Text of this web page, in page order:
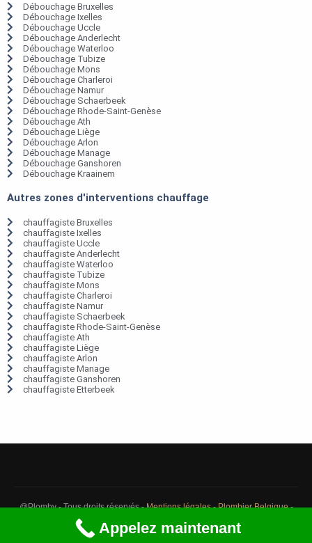
Débouchage Bruxelles
Débouchage Ixelles
Débouchage Uccle
Débouchage Anderlecht
Débouchage Waterloo
Débouchage Tubize
Débouchage Mons
Débouchage Charleroi
Débouchage Namur
Débouchage Schaerbeek
Débouchage Rhode-Saint-Genèse
Débouchage Ath
Débouchage Liège
Débouchage Arlon
Débouchage Manage
Débouchage Ganshoren
Débouchage Kraainem
Autres zones d'interventions chauffage
chauffagiste Bruxelles
chauffagiste Ixelles
chauffagiste Uccle
chauffagiste Anderlecht
chauffagiste Waterloo
chauffagiste Tubize
chauffagiste Mons
chauffagiste Charleroi
chauffagiste Namur
chauffagiste Schaerbeek
chauffagiste Rhode-Saint-Genèse
chauffagiste Ath
chauffagiste Liège
chauffagiste Arlon
chauffagiste Manage
chauffagiste Ganshoren
chauffagiste Etterbeek
@Plomby - Tous droits réservés -Mentions légales-Plombier Belgique-
Débouchage Belgique
Appelez maintenant